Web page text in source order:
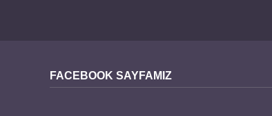
FACEBOOK SAYFAMIZ